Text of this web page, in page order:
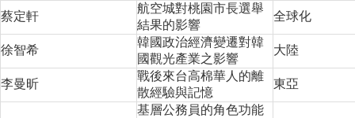
班
學
術
研
究
蔡定軒
航空城對桃園市長選舉
結果的影響
全球化
徐智希
韓國政治經濟變遷對韓
國觀光產業之影響
大陸
李曼昕
戰後來台高棉華人的離
散經驗與記憶
東亞
基層公務員的角色功能